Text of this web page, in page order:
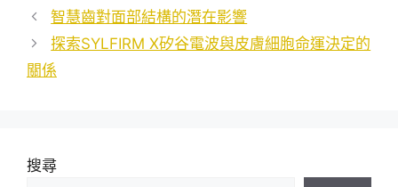
智慧齒對面部結構的潛在影響
探索SYLFIRM X矽谷電波與皮膚細胞命運決定的
關係
搜尋